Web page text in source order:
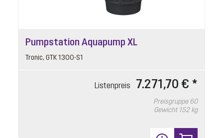
Pumpstation Aquapump XL
Tronic, GTK 1300-S1
Listenpreis 7.271,70 € *
Preisgruppe 60
Gewicht 152 kg